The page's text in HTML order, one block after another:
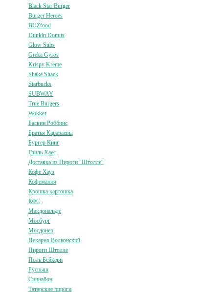
Black Star Burger
Burger Heroes
BUZfood
Dunkin Donuts
Glow Subs
Greka Gyros
Krispy Kreme
Shake Shack
Starbucks
SUBWAY
True Burgers
Wokker
Баскин Роббинс
Братья Караваевы
Бургер Кинг
Гриль Хаус
Доставка из Пироги "Штолле"
Кофе Хауз
Кофемания
Крошка картошка
КФС
Макдональдс
Мосбург
Мосдонер
Пекарня Волконский
Пироги Штолле
Поль Бейкери
Руспыш
Синнабон
Татарские пироги